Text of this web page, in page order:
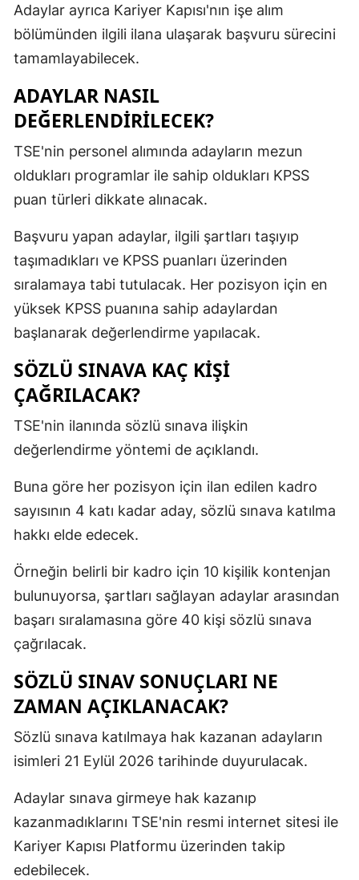
Adaylar ayrıca Kariyer Kapısı'nın işe alım
bölümünden ilgili ilana ulaşarak başvuru sürecini
tamamlayabilecek.
ADAYLAR NASIL
DEĞERLENDİRİLECEK?
TSE'nin personel alımında adayların mezun
oldukları programlar ile sahip oldukları KPSS
puan türleri dikkate alınacak.
Başvuru yapan adaylar, ilgili şartları taşıyıp
taşımadıkları ve KPSS puanları üzerinden
sıralamaya tabi tutulacak. Her pozisyon için en
yüksek KPSS puanına sahip adaylardan
başlanarak değerlendirme yapılacak.
SÖZLÜ SINAVA KAÇ KİŞİ
ÇAĞRILACAK?
TSE'nin ilanında sözlü sınava ilişkin
değerlendirme yöntemi de açıklandı.
Buna göre her pozisyon için ilan edilen kadro
sayısının 4 katı kadar aday, sözlü sınava katılma
hakkı elde edecek.
Örneğin belirli bir kadro için 10 kişilik kontenjan
bulunuyorsa, şartları sağlayan adaylar arasından
başarı sıralamasına göre 40 kişi sözlü sınava
çağrılacak.
SÖZLÜ SINAV SONUÇLARI NE
ZAMAN AÇIKLANACAK?
Sözlü sınava katılmaya hak kazanan adayların
isimleri 21 Eylül 2026 tarihinde duyurulacak.
Adaylar sınava girmeye hak kazanıp
kazanmadıklarını TSE'nin resmi internet sitesi ile
Kariyer Kapısı Platformu üzerinden takip
edebilecek.